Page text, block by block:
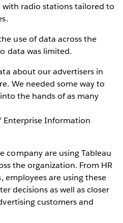
radio stations tailored to
use of data across the
data was limited.
about our advertisers in
We needed some way to
the hands of as many
Enterprise Information
company are using Tableau
the organization. From HR
employees are using these
decisions as well as closer
customers and